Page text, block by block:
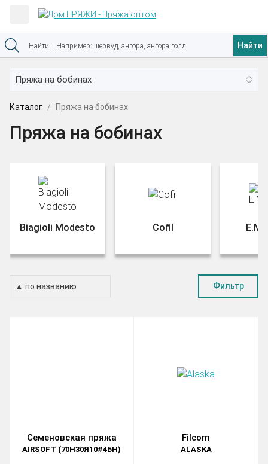
Найти
Каталог Пряжа на бобинах
Пряжа на бобинах
Biagioli Modesto Cofil
Фильтр
Семеновская пряжа
AIRSOFT (70Н30Я10#4БН)
Filcom
ALASKA